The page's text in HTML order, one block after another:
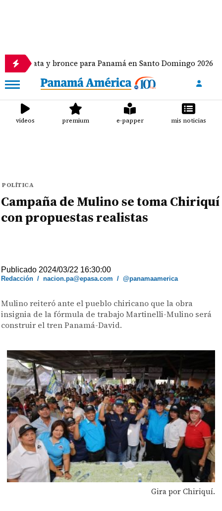
y bronce para Panamá en Santo Domingo 2026
videos premium e-papper mis noticias
POLÍTICA
Campaña de Mulino se toma Chiriquí
con propuestas realistas
Publicado 2024/03/22 16:30:00
Redacción /nacion.pa@epasa.com /@panamaamerica
Mulino reiteró ante el pueblo chiricano que la obra
insignia de la fórmula de trabajo Martinelli-Mulino será
construir el tren Panamá-David.
Gira por Chiriquí.